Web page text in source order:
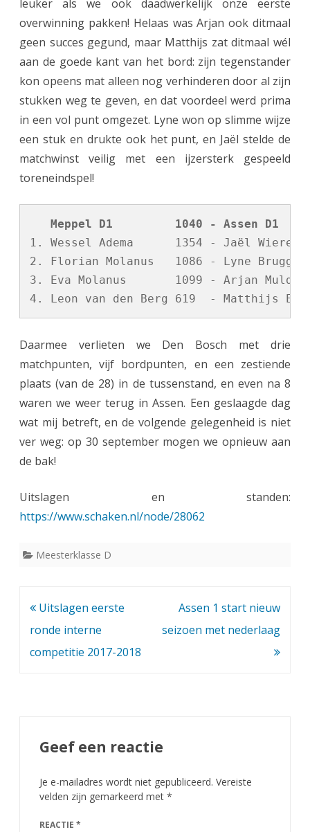
leuker als we ook daadwerkelijk onze eerste
overwinning pakken! Helaas was Arjan ook ditmaal
geen succes gegund, maar Matthijs zat ditmaal wél
aan de goede kant van het bord: zijn tegenstander
kon opeens mat alleen nog verhinderen door al zijn
stukken weg te geven, en dat voordeel werd prima
in een vol punt omgezet. Lyne won op slimme wijze
een stuk en drukte ook het punt, en Jaël stelde de
matchwinst veilig met een ijzersterk gespeeld
toreneindspel!
Meppel D1         1040 - Assen D1
1. Wessel Adema      1354 - Jaël
2. Florian Molanus   1086 - Lyne
3. Eva Molanus       1099 - Arjan
Daarmee verlieten we Den Bosch met drie
matchpunten, vijf bordpunten, en een zestiende
plaats (van de 28) in de tussenstand, en even na 8
waren we weer terug in Assen. Een geslaagde dag
wat mij betreft, en de volgende gelegenheid is niet
ver weg: op 30 september mogen we opnieuw aan
de bak!
Uitslagen en standen:
https://www.schaken.nl/node/28062
Meesterklasse D
Bericht
navigatie
Uitslagen eerste
ronde interne
competitie 2017-2018
Assen 1 start nieuw
seizoen met nederlaag
Geef een reactie
Je e-mailadres wordt niet gepubliceerd. Vereiste
velden zijn gemarkeerd met *
REACTIE *